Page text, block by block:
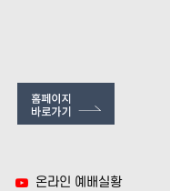
온라인 예배실황